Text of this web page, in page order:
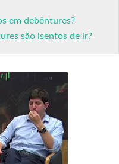
em debêntures?
são isentos de ir?